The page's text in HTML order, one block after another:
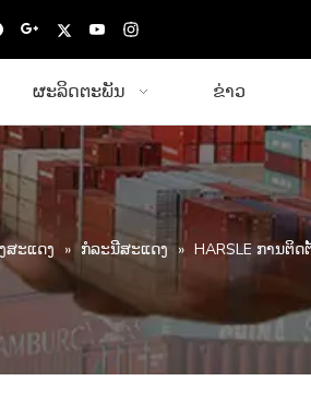
ຜະລິດຕະພັນ ຂ່າວ
ສະແດງ » ກໍລະນີສະແດງ » HARSLE ການຕິ